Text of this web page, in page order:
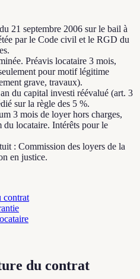
21 septembre 2006 sur le bail à
par le Code civil et le RGD du
Préavis locataire 3 mois,
pour motif légitime
grave, travaux).
du capital investi réévalué (art. 3
sur la règle des 5 %.
3 mois de loyer hors charges,
du locataire. Intérêts pour le
: Commission des loyers de la
en justice.
contrat
du contrat